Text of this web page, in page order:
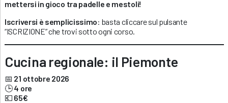
mettersi in gioco tra padelle e mestoli!
Iscriversi è semplicissimo: basta cliccare sul pulsante
“ISCRIZIONE” che trovi sotto ogni corso.
Cucina regionale: il Piemonte
📅 21 ottobre 2026
🕒4 ore
💶 65€